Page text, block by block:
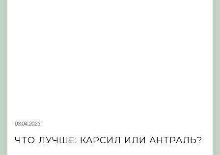
03.04.2023
ЧТО ЛУЧШЕ: КАРСИЛ ИЛИ АНТРАЛЬ?